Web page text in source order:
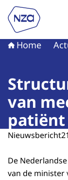
Naar de
Home
van
patiënt
Nieuwsbericht
De
van de minister